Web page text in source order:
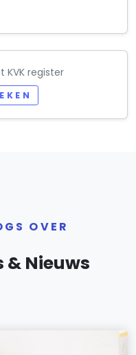
KVK register
OVER
& Nieuws